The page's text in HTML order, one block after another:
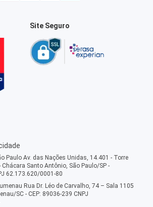
Site Seguro
Paulo Av. das Nações Unidas, 14.401 - Torre
Chácara Santo Antônio, São Paulo/SP -
62.173.620/0001-80
Rua Dr. Léo de Carvalho, 74 – Sala 1105
SC - CEP: 89036-239 CNPJ